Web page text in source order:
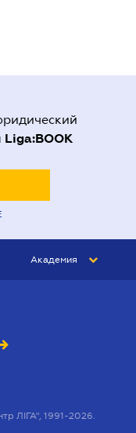
Liga:BOOK
Академия
ЛІГА", 1991-2026.